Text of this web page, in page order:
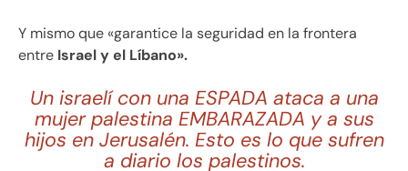
Y mismo que «garantice la seguridad en la frontera
entre Israel y el Líbano».
Un israelí con una ESPADA ataca a una
mujer palestina EMBARAZADA y a sus
hijos en Jerusalén. Esto es lo que sufren
a diario los palestinos.